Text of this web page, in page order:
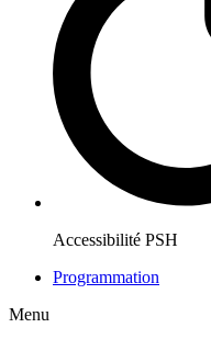
Accessibilité PSH
Programmation
Menu